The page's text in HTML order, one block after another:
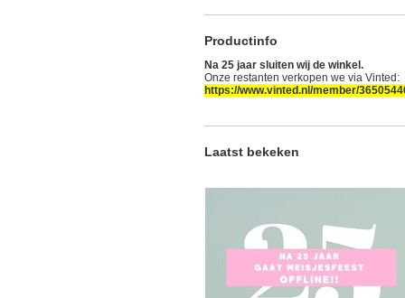
Productinfo
Na 25 jaar sluiten wij de winkel.
Onze restanten verkopen we via Vinted:
https://www.vinted.nl/member/
Laatst bekeken